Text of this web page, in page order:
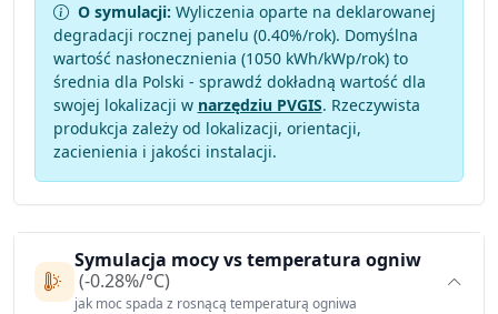
O symulacji: Wyliczenia oparte na deklarowanej
degradacji rocznej panelu (0.40%/rok). Domyślna
wartość nasłonecznienia (1050 kWh/kWp/rok) to
średnia dla Polski - sprawdź dokładną wartość dla
swojej lokalizacji w narzędziu PVGIS. Rzeczywista
produkcja zależy od lokalizacji, orientacji,
zacienienia i jakości instalacji.
Symulacja mocy vs temperatura ogniw
(-0.28%/°C)
jak moc spada z rosnącą temperaturą ogniwa